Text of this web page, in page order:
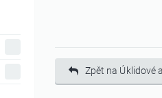
Zpět na Úklidové